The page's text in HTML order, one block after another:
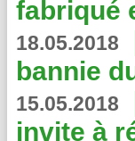
fabriqué
18.05.2018
bannie
15.05.2018
invite à